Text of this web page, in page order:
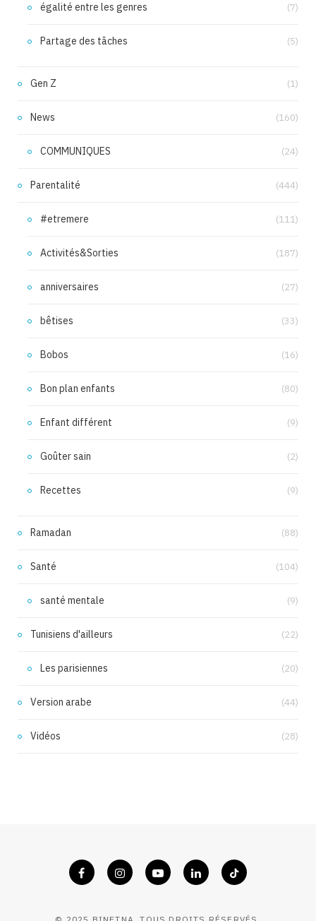
égalité entre les genres (7)
Partage des tâches (5)
Gen Z (1)
News (160)
COMMUNIQUES (24)
Parentalité (444)
#etremere (111)
Activités&Sorties (187)
anniversaires (27)
bêtises (33)
Bobos (16)
Bon plan enfants (80)
Enfant différent (9)
Goûter sain (2)
Recettes (9)
Ramadan (88)
Santé (104)
santé mentale (9)
Tunisiens d'ailleurs (22)
Les parisiennes (20)
Version arabe (44)
Vidéos (28)